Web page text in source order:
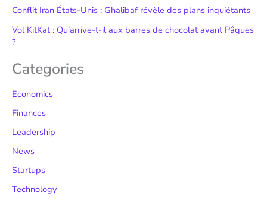
Conflit Iran États-Unis : Ghalibaf révèle des plans inquiétants
Vol KitKat : Qu’arrive-t-il aux barres de chocolat avant Pâques
?
Categories
Economics
Finances
Leadership
News
Startups
Technology